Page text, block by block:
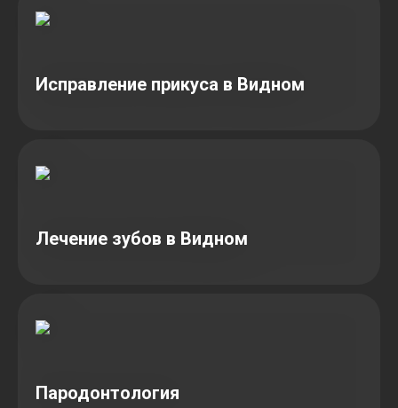
Исправление прикуса в Видном
Лечение зубов в Видном
Пародонтология